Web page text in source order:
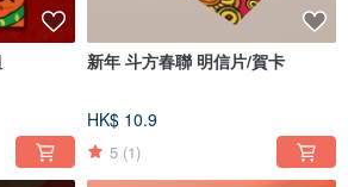
新年 斗方春聯 明信片/賀卡
HK$ 10.9
5 (1)